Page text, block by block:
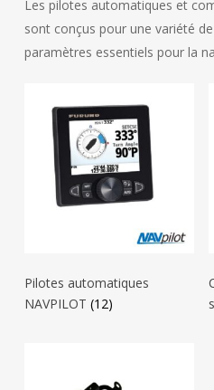
Les pilotes automatiques et
sont conçus pour une variété
paramètres essentiels pour la
Pilotes automatiques
NAVPILOT (12)